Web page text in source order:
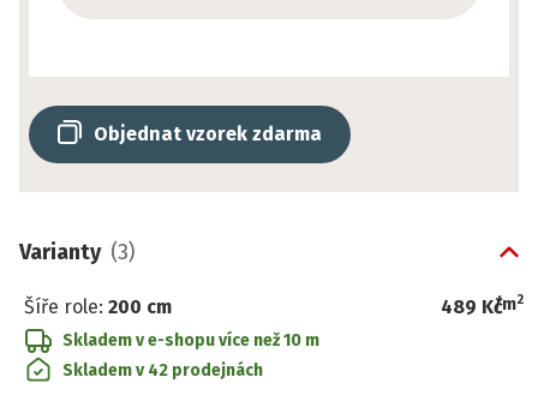
Objednat vzorek zdarma
Varianty (3)
Šíře role: 200 cm 489 Kč
/m2
Skladem v e-shopuvíce než 10 m
Skladem v 42 prodejnách